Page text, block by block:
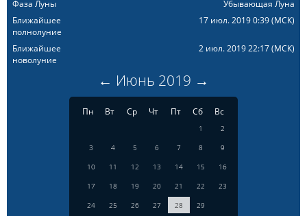
Фаза Луны
Убывающая Луна
Ближайшее
полнолуние
17 июл. 2019 0:39(МСК)
Ближайшее
новолуние
2 июл. 2019 22:17(МСК)
← Июнь 2019 →
Пн Вт Ср Чт Пт Сб Вс
1
2
3
4 5 6 7 8
9
10
11 12 13 14 15
16
17
18 19 20 21 22
23
24
25 26 27 28
29